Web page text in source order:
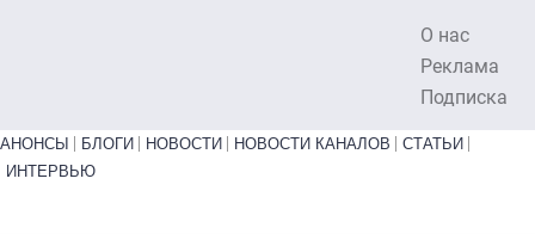
О нас
Реклама
Подписка
Primary links bottom
АНОНСЫ БЛОГИ НОВОСТИ НОВОСТИ КАНАЛОВ
СТАТЬИ
ИНТЕРВЬЮ